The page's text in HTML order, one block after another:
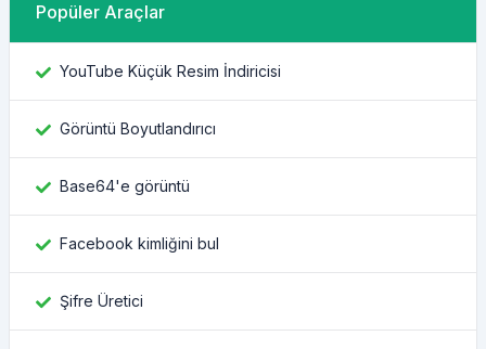
Popüler Araçlar
YouTube Küçük Resim İndiricisi
Görüntü Boyutlandırıcı
Base64'e görüntü
Facebook kimliğini bul
Şifre Üretici